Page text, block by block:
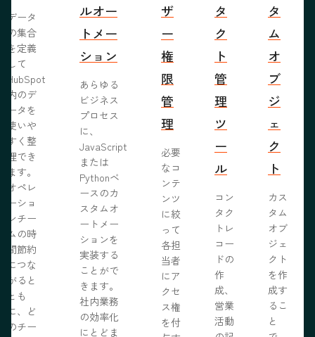
データ
の集合
を定義
して
HubSpot
内のデ
ータを
使いや
すく整
理でき
ます。
オペレ
ーショ
ンチー
ムの時
間節約
につな
がると
とも
に、ど
のチー
ルオー
トメー
ション
あらゆる
ビジネス
プロセス
に、
JavaScript
または
Pythonベ
ースのカ
スタムオ
ートメー
ションを
実装する
ことがで
きます。
社内業務
の効率化
にとどま
ザ
ー
権
限
管
理
必要
なコ
ンテ
ンツ
に絞
って
各担
当者
にア
クセ
ス権
を付
タ
ク
ト
管
理
ツ
ー
ル
コン
タク
トレ
コー
ドの
作
成、
営業
活動
タ
ム
オ
ブ
ジ
ェ
ク
ト
カス
タム
オブ
ジェ
クト
を作
成す
るこ
と